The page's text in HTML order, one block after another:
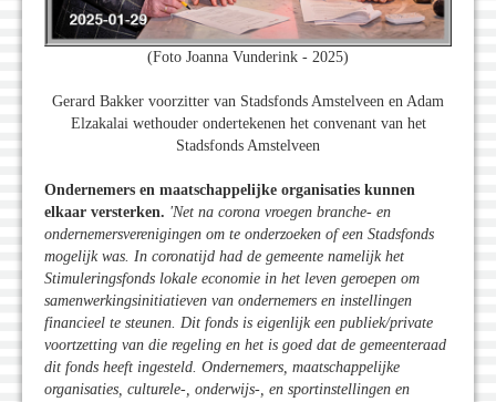
(Foto Joanna Vunderink - 2025)
Gerard Bakker voorzitter van Stadsfonds Amstelveen en Adam
Elzakalai wethouder ondertekenen het convenant van het
Stadsfonds Amstelveen
Ondernemers en maatschappelijke organisaties kunnen
elkaar versterken. 'Net na corona vroegen branche- en
ondernemersverenigingen om te onderzoeken of een Stadsfonds
mogelijk was. In coronatijd had de gemeente namelijk het
Stimuleringsfonds lokale economie in het leven geroepen om
samenwerkingsinitiatieven van ondernemers en instellingen
financieel te steunen. Dit fonds is eigenlijk een publiek/private
voortzetting van die regeling en het is goed dat de gemeenteraad
dit fonds heeft ingesteld. Ondernemers, maatschappelijke
organisaties, culturele-, onderwijs-, en sportinstellingen en